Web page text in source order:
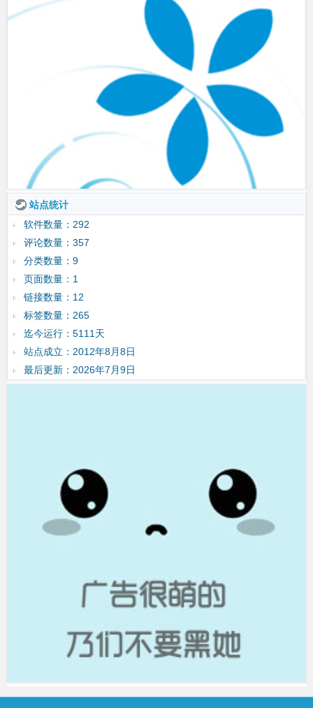
站点统计
软件数量：292
评论数量：357
分类数量：9
页面数量：1
链接数量：12
标签数量：265
迄今运行：5111天
站点成立：2012年8月8日
最后更新：2026年7月9日